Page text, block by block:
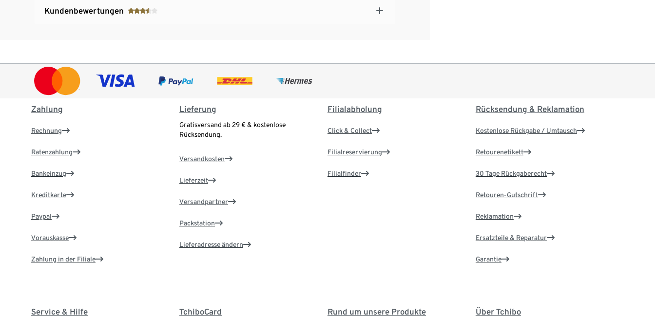
Kundenbewertungen
Zahlung
Rechnung
Ratenzahlung
Bankeinzug
Kreditkarte
Paypal
Vorauskasse
Zahlung in der Filiale
Lieferung
Gratisversand ab 29 € & kostenlose
Rücksendung.
Versandkosten
Lieferzeit
Versandpartner
Packstation
Lieferadresse ändern
Filialabholung
Click & Collect
Filialreservierung
Filialfinder
Rücksendung & Reklamation
Kostenlose Rückgabe / Umtausch
Retourenetikett
30 Tage Rückgaberecht
Retouren-Gutschrift
Reklamation
Ersatzteile & Reparatur
Garantie
Service & Hilfe TchiboCard Rund um unsere Produkte Über Tchibo